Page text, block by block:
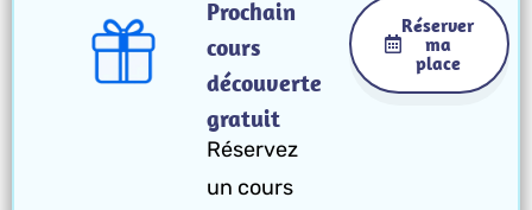
Prochain
cours
découverte
gratuit
Réservez
un cours
Réserver
ma
place